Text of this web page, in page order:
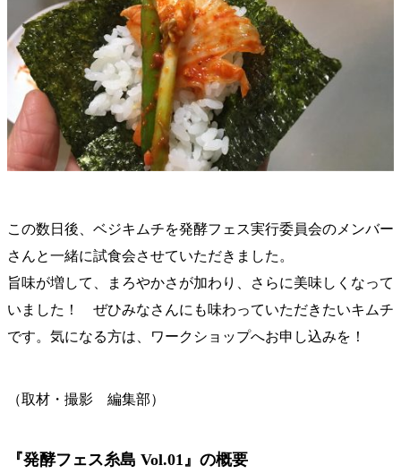
この数日後、ベジキムチを発酵フェス実行委員会のメンバー
さんと一緒に試食会させていただきました。
旨味が増して、まろやかさが加わり、さらに美味しくなって
いました！ ぜひみなさんにも味わっていただきたいキムチ
です。気になる方は、ワークショップへお申し込みを！
（取材・撮影 編集部）
『発酵フェス糸島 Vol.01』の概要